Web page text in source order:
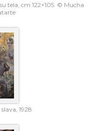
tela, cm 122×105. © Mucha
1928